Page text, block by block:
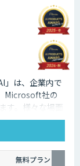
」は、企業内で
Microsoft社の
す。様々な場面
いたします。法
相談くださ
無料プラン